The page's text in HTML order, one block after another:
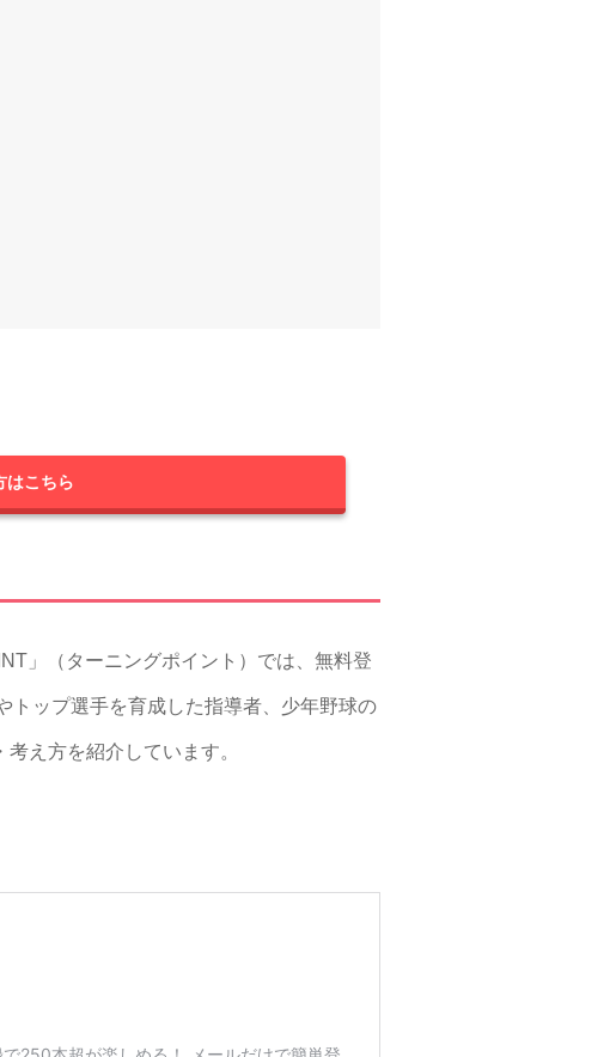
はこちら
」（ターニングポイント）では、無料登
トップ選手を育成した指導者、少年野球の
え方を紹介しています。